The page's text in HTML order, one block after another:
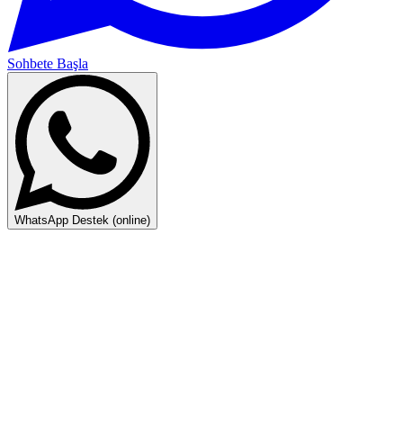
Sohbete Başla
WhatsApp Destek (online)